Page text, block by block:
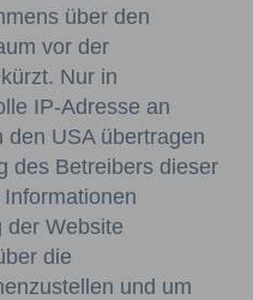
über den
vor der
Nur in
IP-Adresse an
den USA übertragen
des Betreibers dieser
der Website
die
und um